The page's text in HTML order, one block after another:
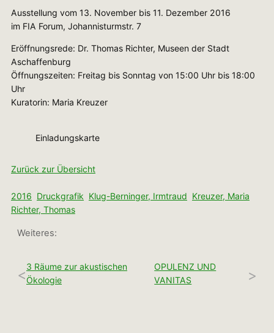
Ausstellung vom 13. November bis 11. Dezember 2016
im FIA Forum, Johannisturmstr. 7
Eröffnungsrede: Dr. Thomas Richter, Museen der Stadt
Aschaffenburg
Öffnungszeiten: Freitag bis Sonntag von 15:00 Uhr bis 18:00
Uhr
Kuratorin: Maria Kreuzer
Einladungskarte
Zurück zur Übersicht
2016 Druckgrafik Klug-Berninger, Irmtraud Kreuzer, Maria
Richter, Thomas
Weiteres:
<3 Räume zur akustischen
Ökologie
OPULENZ UND
VANITAS
>